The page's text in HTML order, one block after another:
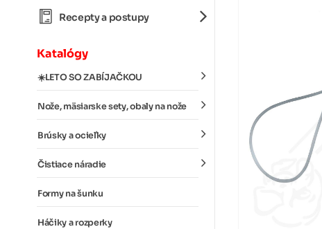
Recepty a postupy
Katalógy
☀️LETO SO ZABÍJAČKOU
Nože, mäsiarske sety, obaly na nože
Brúsky a ocieľky
Čistiace náradie
Formy na šunku
Háčiky a rozperky